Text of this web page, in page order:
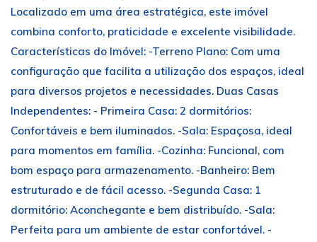
Localizado em uma área estratégica, este imóvel
combina conforto, praticidade e excelente visibilidade.
Características do Imóvel: -Terreno Plano: Com uma
configuração que facilita a utilização dos espaços, ideal
para diversos projetos e necessidades. Duas Casas
Independentes: - Primeira Casa: 2 dormitórios:
Confortáveis e bem iluminados. -Sala: Espaçosa, ideal
para momentos em família. -Cozinha: Funcional, com
bom espaço para armazenamento. -Banheiro: Bem
estruturado e de fácil acesso. -Segunda Casa: 1
dormitório: Aconchegante e bem distribuído. -Sala:
Perfeita para um ambiente de estar confortável. -